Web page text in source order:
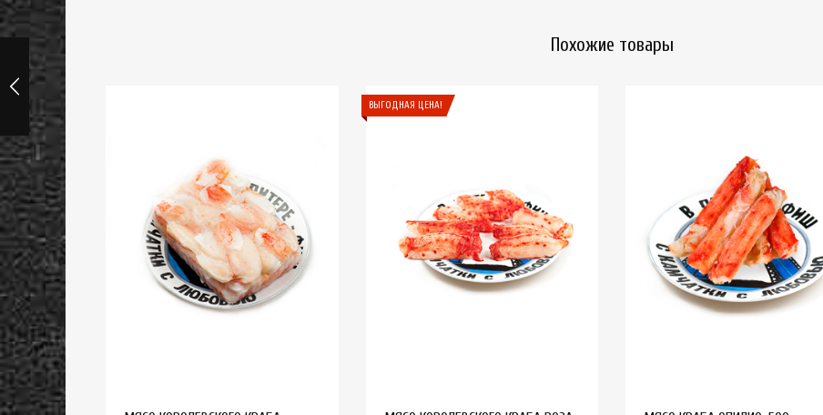
Похожие товары
ВЫГОДНАЯ ЦЕНА!